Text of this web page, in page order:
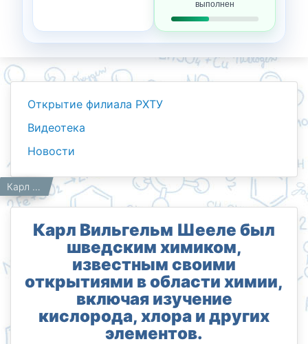
выполнен
Открытие филиала РХТУ
Видеотека
Новости
Главная
Работникам
Новости Карл Вильгельм Шееле был шведским химиком, известным своими открытиями в области химии, включая изучение кислорода, хлора и других элементов.
Карл Вильгельм Шееле был
шведским химиком,
известным своими
открытиями в области химии,
включая изучение
кислорода, хлора и других
элементов.